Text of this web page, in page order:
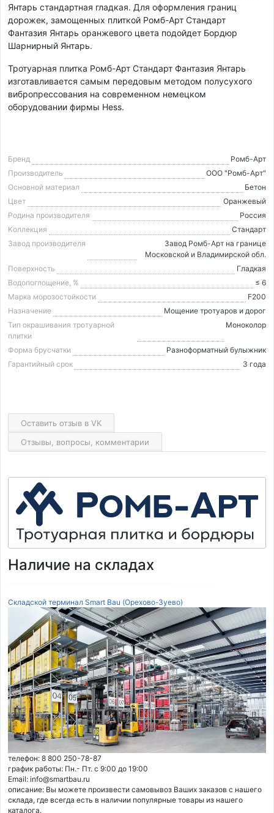
Янтарь стандартная гладкая. Для оформления границ
дорожек, замощенных плиткой Ромб-Арт Стандарт
Фантазия Янтарь оранжевого цвета подойдет Бордюр
Шарнирный Янтарь.
Тротуарная плитка Ромб-Арт Стандарт Фантазия Янтарь
изготавливается самым передовым методом полусухого
вибропрессования на современном немецком
оборудовании фирмы Hess.
Бренд
Ромб-Арт
Производитель
ООО "Ромб-Арт"
Основной материал
Бетон
Цвет
Оранжевый
Родина производителя
Россия
Коллекция
Стандарт
Завод производителя
Завод Ромб-Арт на границе
Московской и Владимирской обл.
Поверхность
Гладкая
Водопоглощение, %
≤ 6
Марка морозостойкости
F200
Назначение
Мощение тротуаров и дорог
Тип окрашивания тротуарной
плитки
Моноколор
Форма брусчатки
Разноформатный булыжник
Гарантийный срок
3 года
Оставить отзыв в VK
Отзывы, вопросы, комментарии
Наличие на складах
Складской терминал Smart Bau (Орехово-Зуево)
телефон: 8 800 250-78-87
график работы: Пн.- Пт. с 9:00 до 19:00
Email: info@smartbau.ru
описание: Вы можете произвести самовывоз Ваших заказов с нашего
склада, где всегда есть в наличии популярные товары из нашего
каталога.